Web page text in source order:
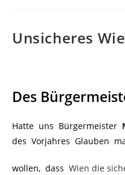
Unsicheres
Des
Hatte uns Bürgermeister
des Vorjahres Glauben
wollen, dass Wien die